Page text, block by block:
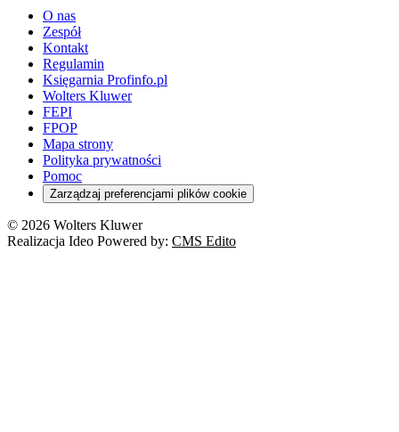
O nas
Zespół
Kontakt
Regulamin
Księgarnia Profinfo.pl
Wolters Kluwer
FEPI
FPOP
Mapa strony
Polityka prywatności
Pomoc
Zarządzaj preferencjami plików cookie
© 2026 Wolters Kluwer
Realizacja Ideo Powered by: CMS Edito